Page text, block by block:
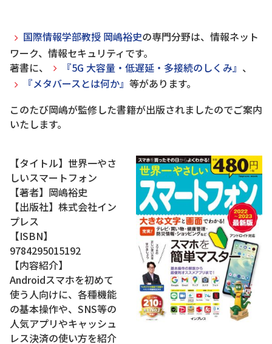
国際情報学部教授 岡嶋裕史の専門分野は、情報ネット
ワーク、情報セキュリティです。
著書に、
『5G 大容量・低遅延・多接続のしくみ』 、
『メタバースとは何か』 等があります。
このたび岡嶋が監修した書籍が出版されましたのでご案内
いたします。
【タイトル】世界一やさ
しいスマートフォン
【著者】岡嶋裕史
【出版社】株式会社イン
プレス
【ISBN】
9784295015192
【内容紹介】
Androidスマホを初めて
使う人向けに、各種機能
の基本操作や、SNS等の
人気アプリやキャッシュ
レス決済の使い方を紹介